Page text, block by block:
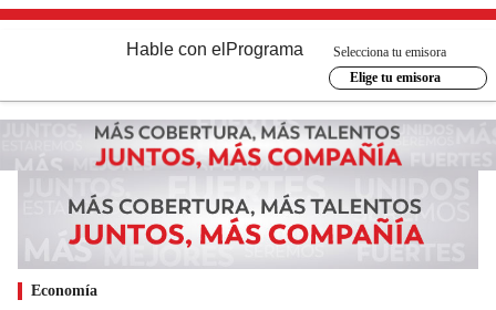
Hable con el Programa
Selecciona tu emisora
Elige tu emisora
Economía